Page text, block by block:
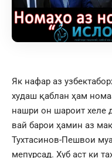
Як нафар аз
худаш қаблан ҳам
нашри он шароит хеле
вай барои ҳамин аз
Тухтасинов-Пешвои
мепурсад. Хуб аст ки